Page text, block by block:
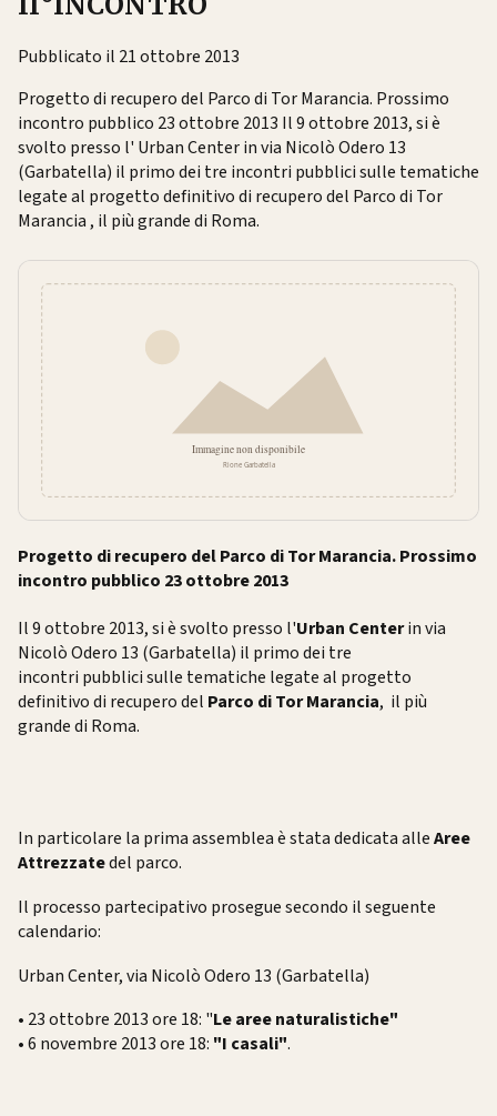
Pubblicato il 21 ottobre 2013
Progetto di recupero del Parco di Tor Marancia. Prossimo
incontro pubblico 23 ottobre 2013 Il 9 ottobre 2013, si è
svolto presso l' Urban Center in via Nicolò Odero 13
(Garbatella) il primo dei tre incontri pubblici sulle tematiche
legate al progetto definitivo di recupero del Parco di Tor
Marancia , il più grande di Roma.
Progetto di recupero del Parco di Tor Marancia. Prossimo
incontro pubblico 23 ottobre 2013
Il 9 ottobre 2013, si è svolto presso l'Urban Centerin via
Nicolò Odero 13 (Garbatella) il primo dei tre
incontri pubblici sulle tematiche legate al progetto
definitivo di recupero del Parco di Tor Marancia, il più
grande di Roma.
In particolare la prima assemblea è stata dedicata alleAree
Attrezzatedel parco.
Il processo partecipativo prosegue secondo il seguente
calendario:
Urban Center, via Nicolò Odero 13 (Garbatella)
• 23 ottobre 2013 ore 18: "Le aree naturalistiche"
• 6 novembre 2013 ore 18: "I casali".